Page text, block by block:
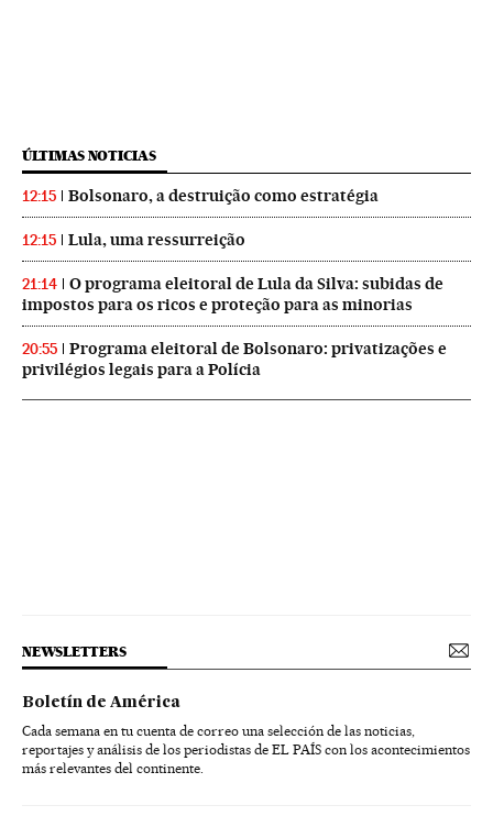
ÚLTIMAS NOTICIAS
12:15 Bolsonaro, a destruição como estratégia
12:15 Lula, uma ressurreição
21:14
O programa eleitoral de Lula da Silva: subidas de
impostos para os ricos e proteção para as minorias
20:55
Programa eleitoral de Bolsonaro: privatizações e
privilégios legais para a Polícia
NEWSLETTERS
Boletín de América
Cada semana en tu cuenta de correo una selección de las noticias,
reportajes y análisis de los periodistas de EL PAÍS con los acontecimientos
más relevantes del continente.